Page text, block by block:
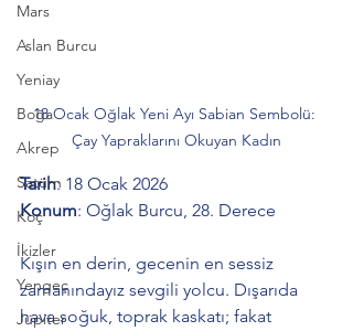
Mars
Aslan Burcu
Yeniay
Boğa
Akrep
Satürn
Koç
İkizler
Yengeç
Jüpiter
18 Ocak Oğlak Yeni Ayı Sabian Sembolü:
Çay Yapraklarını Okuyan Kadın
Tarih: 18 Ocak 2026
Konum: Oğlak Burcu, 28. Derece
Kışın en derin, gecenin en sessiz
zamanındayız sevgili yolcu. Dışarıda
hava soğuk, toprak kaskatı; fakat